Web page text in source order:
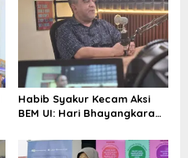
Habib Syakur Kecam Aksi
BEM UI: Hari Bhayangkara
Politik